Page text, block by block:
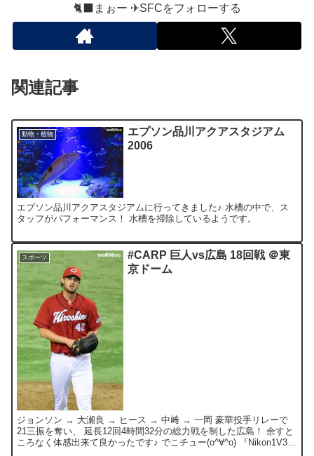
🐈‍⬛まぉー ✈︎SFCをフォローする
関連記事
動物・植物
エプソン品川アクアスタジアム
2006
エプソン品川アクアスタジアムに行ってきました♪ 水槽の中で、ス
タッフがパフォーマンス！ 水槽を掃除しているようです。
スポーツ
#CARP 巨人vs広島 18回戦 ＠東
京ドーム
ジョンソン → 大瀬良 → ヒース → 中﨑 → 一岡 豪華投手リレーで
21三振を奪い、 延長12回4時間32分の総力戦を制した広島！ 余すと
ころなく体感出来て良かったです♪ でこチュー(o^∀^o) 『Nikon1V3』